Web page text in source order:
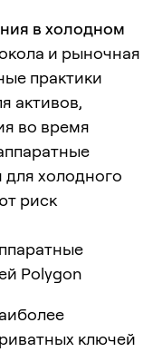
в холодном
и рыночная
практики
активов,
во время
холодного
риск
Polygon
ключей